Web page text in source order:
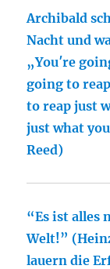
Archibald
Nacht und
„You′re
going to
to reap just
just what
Reed)
“Es ist alles
Welt!”
lauern die